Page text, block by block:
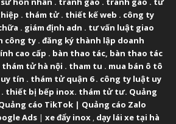
. thám tử. thiết kế web . công ty
. giám định adn . tư vấn luật giao
công ty. đăng ký thành lập doanh
cao cấp . bàn thao tác, bàn thao tác
thám tử hà nội . tham tu . mua bán ô tô
tín . thám tử quận 6. công ty luật uy
. thiết bị bếp inox. thám tử tư. Quảng
cáo TikTok| Quảng cáo Zalo
Ads| xe đẩy inox, dạy lái xe tại hà